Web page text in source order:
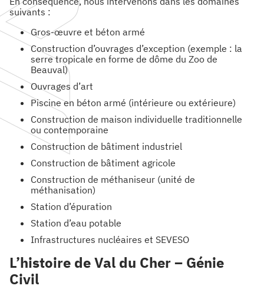
suivants :
Gros-œuvre et béton armé
Construction d’ouvrages d’exception (exemple : la
serre tropicale en forme de dôme du Zoo de
Beauval)
Ouvrages d’art
Piscine en béton armé (intérieure ou extérieure)
Construction de maison individuelle traditionnelle
ou contemporaine
Construction de bâtiment industriel
Construction de bâtiment agricole
Construction de méthaniseur (unité de
méthanisation)
Station d’épuration
Station d’eau potable
Infrastructures nucléaires et SEVESO
L’histoire de Val du Cher – Génie
Civil